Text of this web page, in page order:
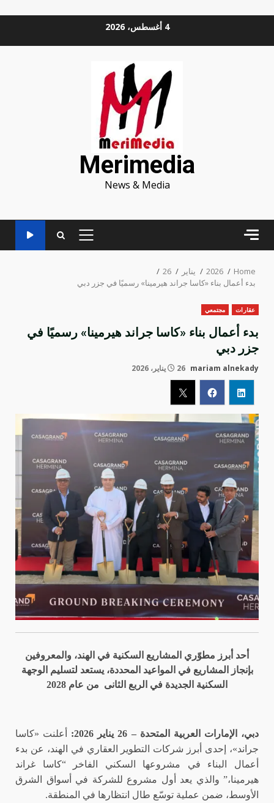
4 أغسطس، 2026
Merimedia
News & Media
PRIMARY
Home
2026 يناير
26
بدء أعمال بناء «كاسا جراند هيرمينا» رسميًا في جزر دبي
عقارات مجتمعي
بدء أعمال بناء «كاسا جراند هيرمينا» رسميًا في
جزر دبي
mariam alnekady 26 يناير، 2026
أحد أبرز مطوّري المشاريع السكنية في الهند، والمعروفين
بإنجاز المشاريع في المواعيد المحددة، يستعد لتسليم الوجهة
السكنية الجديدة في الربع الثانى من عام 2028
دبي، الإمارات العربية المتحدة – 26 يناير 2026:
أعلنت «كاسا
جراند»، إحدى أبرز شركات التطوير العقاري في الهند، عن بدء
أعمال البناء في مشروعها السكني الفاخر “كاسا غراند
هيرمينا،” والذي يعد أول مشروع للشركة في أسواق الشرق
الأوسط، ضمن عملية توسّع طال انتظارها في المنطقة.